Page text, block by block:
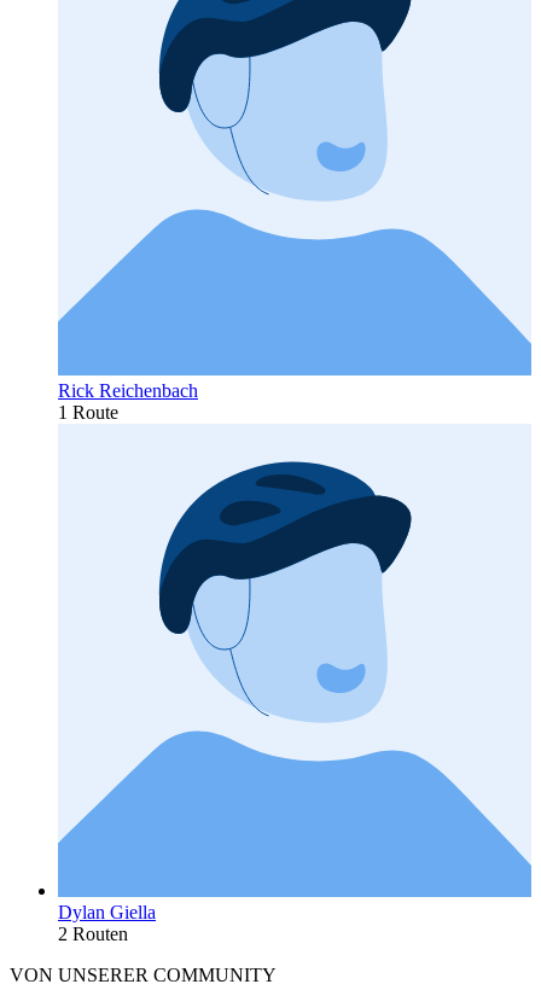
Rick Reichenbach
1 Route
Dylan Giella
2 Routen
VON UNSERER COMMUNITY